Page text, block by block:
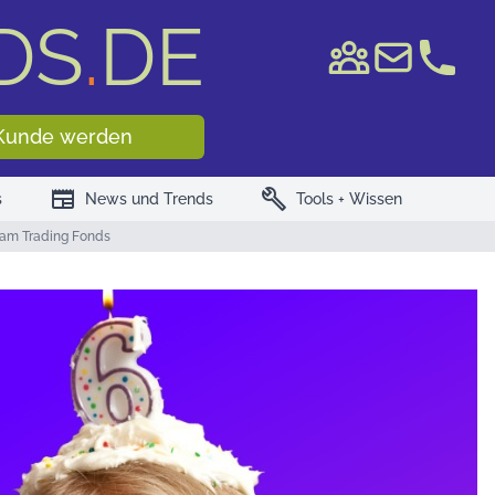
.DE
WKN/ISIN
werden
newspaper News und Trends build Tools + Wissen
Trading Fonds